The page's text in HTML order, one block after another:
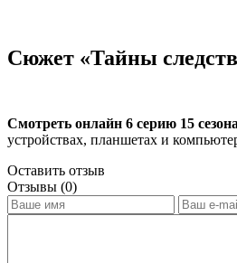
Сюжет «Тайны
Смотреть онлайн 6 серию 15
устройствах, планшетах и
Оставить отзыв
Отзывы (0)